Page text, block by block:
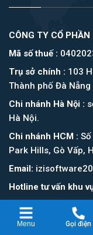
CÔNG TY CỔ
Mã số thuế :
Trụ sở chính : 103
Thành phố Đà Nẵng
Chi nhánh Hà Nội :
Hà Nội.
Chi nhánh HCM :
Park Hills, Gò Vấp,
Email:
Hotline tư vấn khu
Hotline tư vấn Đà
Menu Gọi điện